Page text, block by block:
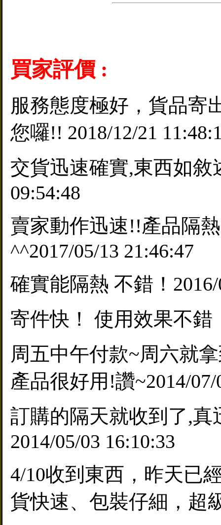
買家評價 :
服務態度極好，貨品寄
您囉!! 2018/12/21
交貨迅速確實,東西如敘
09:54:48
賣家動作迅速!!產品隔
^^2017/05/13 21:46:47
確實能隔熱 不錯！2016/
寄件快！ 使用效果不錯
周五中午付款~周六就
產品很好用!讚~2014/07/
訂購的隔天就收到了,
2014/05/03 16:10:33
4/10收到東西，昨天已
貨快速、包裝仔細，超